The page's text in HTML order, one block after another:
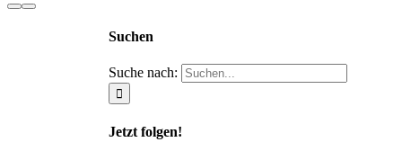
Suchen
Suche nach:
Jetzt folgen!